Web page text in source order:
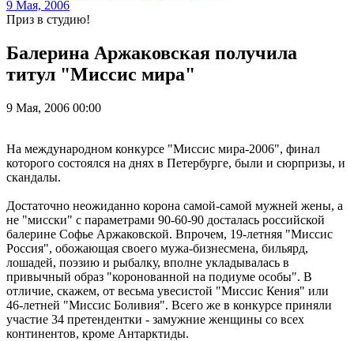
9 Мая, 2006
Приз в студию!
Балерина Аржаковская получила
титул "Миссис мира"
9 Мая, 2006 00:00
На международном конкурсе "Миссис мира-2006", финал
которого состоялся на днях в Петербурге, были и сюрпризы, и
скандалы.
Достаточно неожиданно корона самой-самой мужней жены, а
не "мисски" с параметрами 90-60-90 досталась российской
балерине Софье Аржаковской. Впрочем, 19-летняя "Миссис
Россия", обожающая своего мужа-бизнесмена, бильярд,
лошадей, поэзию и рыбалку, вполне укладывалась в
привычный образ "коронованной на подиуме особы". В
отличие, скажем, от весьма увесистой "Миссис Кения" или
46-летней "Миссис Боливия". Всего же в конкурсе приняли
участие 34 претендентки - замужние женщины со всех
континентов, кроме Антарктиды.